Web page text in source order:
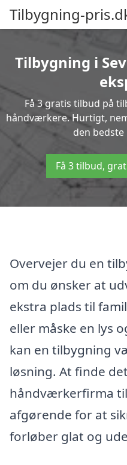
Tilbygning-
Tilbygning i
Få 3 gratis tilbud på
håndværkere. Hurtigt,
den
Få 3 tilbud,
Overvejer du en
om du ønsker at
ekstra plads til
eller måske en lys
kan en tilbygning
løsning. At finde
håndværkerfirma
afgørende for at
forløber glat og